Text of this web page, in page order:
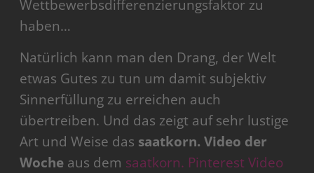
Wettbewerbsdifferenzierungsfaktor zu
haben…
Natürlich kann man den Drang, der Welt
etwas Gutes zu tun um damit subjektiv
Sinnerfüllung zu erreichen auch
übertreiben. Und das zeigt auf sehr lustige
Art und Weise das saatkorn. Video der
Woche aus dem saatkorn. Pinterest Video